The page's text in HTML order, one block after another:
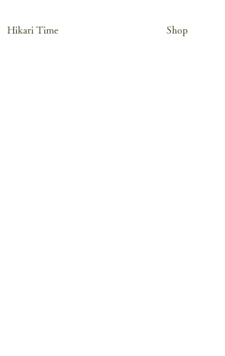
Hikari Time Shop